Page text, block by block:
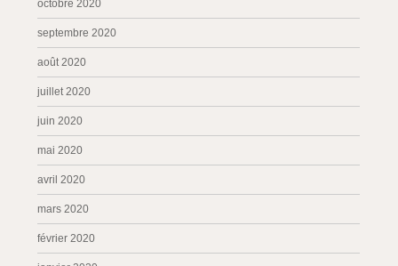
octobre 2020
septembre 2020
août 2020
juillet 2020
juin 2020
mai 2020
avril 2020
mars 2020
février 2020